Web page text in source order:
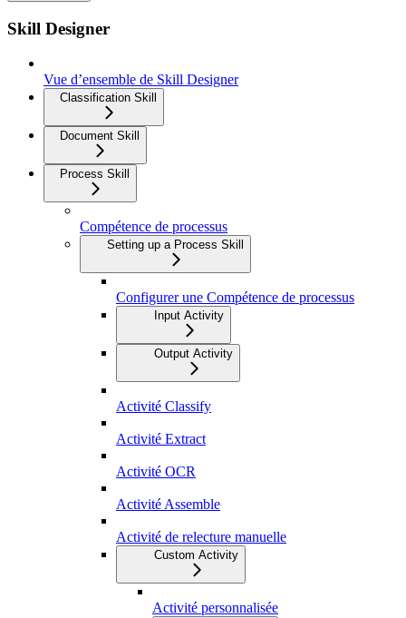
Skill Designer
Vue d’ensemble de Skill Designer
Classification Skill
Document Skill
Process Skill
Compétence de processus
Setting up a Process Skill
Configurer une Compétence de processus
Input Activity
Output Activity
Activité Classify
Activité Extract
Activité OCR
Activité Assemble
Activité de relecture manuelle
Custom Activity
Activité personnalisée